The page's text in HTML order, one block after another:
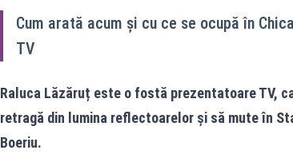
Cum arată acum și cu ce se ocupă în
TV
Raluca Lăzăruț este o fostă prezentatoare TV,
retragă din lumina reflectoarelor și să mute în
Boeriu.